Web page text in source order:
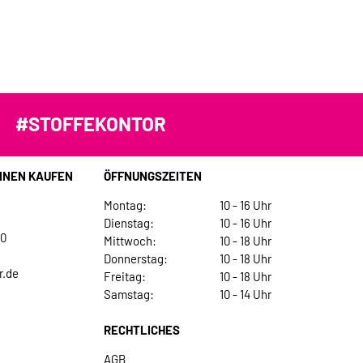
#STOFFEKONTOR
KAUFEN
ÖFFNUNGSZEITEN
Montag:
10 - 16 Uhr
Dienstag:
10 - 16 Uhr
Mittwoch:
10 - 18 Uhr
Donnerstag:
10 - 18 Uhr
Freitag:
10 - 18 Uhr
Samstag:
10 - 14 Uhr
RECHTLICHES
AGB